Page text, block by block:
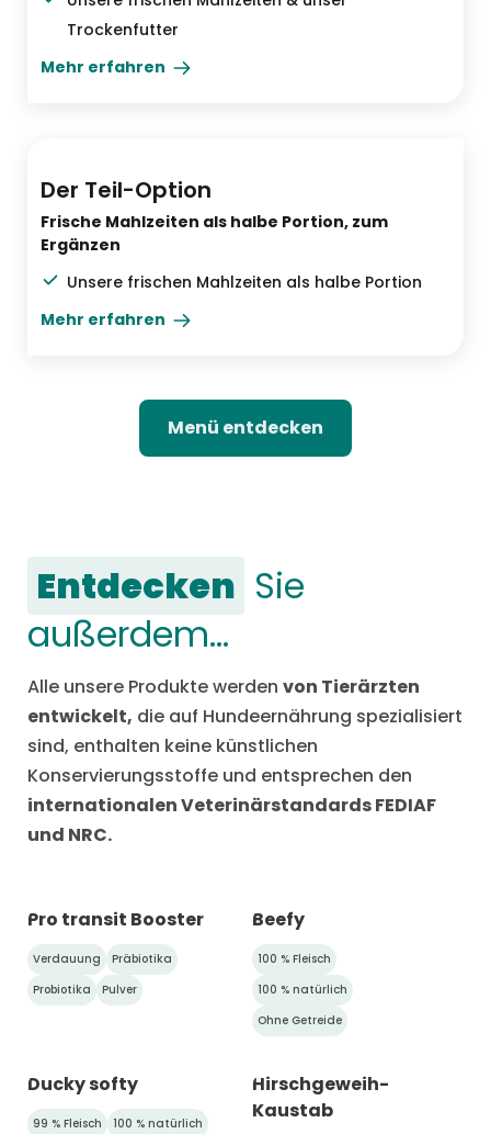
Trockenfutter
Mehr erfahren
Halbe Frischportion
Der Teil-Option
Frische Mahlzeiten als halbe Portion, zum
Ergänzen
Unsere frischen Mahlzeiten als halbe Portion
Mehr erfahren
Menü entdecken
Entdecken Sie
außerdem…
Alle unsere Produkte werden von Tierärzten
entwickelt, die auf Hundeernährung spezialisiert
sind, enthalten keine künstlichen
Konservierungsstoffe und entsprechen den
internationalen Veterinärstandards FEDIAF
und NRC.
Pro transit Booster
Verdauung
Präbiotika
Probiotika
Pulver
Beefy
100 % Fleisch
100 % natürlich
Ohne Getreide
Ducky softy
99 % Fleisch
100 % natürlich
Hirschgeweih-
Kaustab